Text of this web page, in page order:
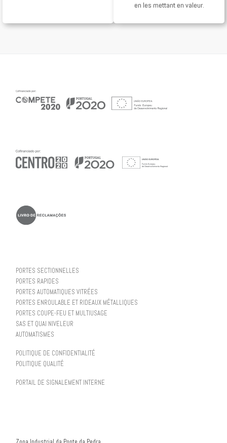
en les mettant en valeur.
PORTES SECTIONNELLES
PORTES RAPIDES
PORTES AUTOMATIQUES VITRÉES
PORTES ENROULABLE ET RIDEAUX MÉTALLIQUES
PORTES COUPE-FEU ET MULTIUSAGE
SAS ET QUAI NIVELEUR
AUTOMATISMES
POLITIQUE DE CONFIDENTIALITÉ
POLITIQUE QUALITÉ
PORTAIL DE SIGNALEMENT INTERNE